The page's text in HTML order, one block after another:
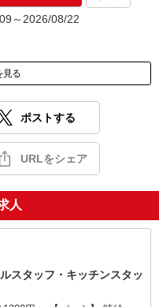
～2026/08/22
見る
ポストする
URLをシェア
人
スタッフ・キッチンスタッ